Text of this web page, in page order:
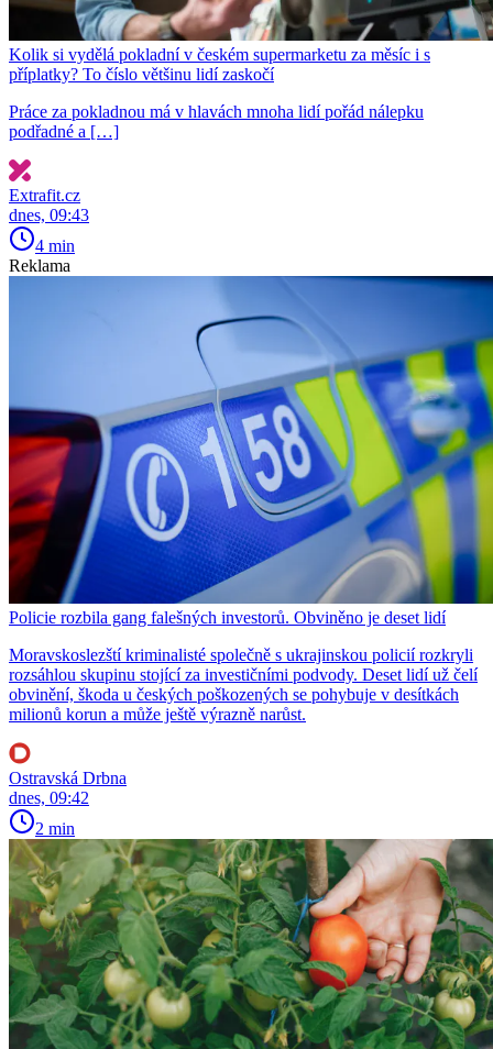
Kolik si vydělá pokladní v českém supermarketu za měsíc i s
příplatky? To číslo většinu lidí zaskočí
Práce za pokladnou má v hlavách mnoha lidí pořád nálepku
podřadné a […]
Extrafit.cz
dnes, 09:43
4 min
Reklama
Policie rozbila gang falešných investorů. Obviněno je deset lidí
Moravskoslezští kriminalisté společně s ukrajinskou policií rozkryli
rozsáhlou skupinu stojící za investičními podvody. Deset lidí už čelí
obvinění, škoda u českých poškozených se pohybuje v desítkách
milionů korun a může ještě výrazně narůst.
Ostravská Drbna
dnes, 09:42
2 min